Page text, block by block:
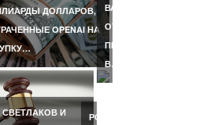
ДОЛЛАРОВ,
OPENAI НА
СВЕТЛАКОВ И
ВАСИЛЬЕВ
ОТКАЗАЛСЯ
ПРИЕЗЖАТЬ
В…
РОССИЯНКА,